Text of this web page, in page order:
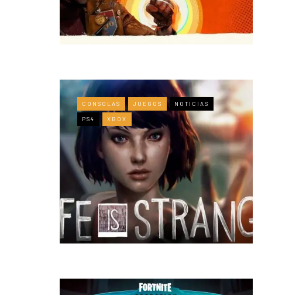
CONSOLAS JUEGOS NOTICIAS
PS4 XBOX